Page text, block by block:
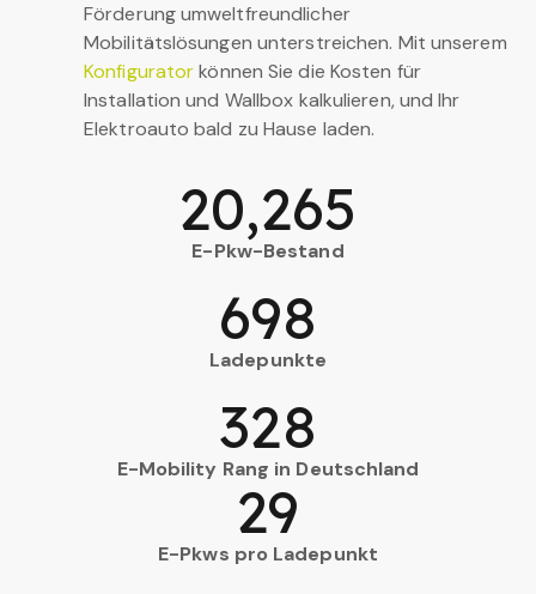
Förderung umweltfreundlicher
Mobilitätslösungen unterstreichen. Mit unserem
Konfiguratorkönnen Sie die Kosten für
Installation und Wallbox kalkulieren, und Ihr
Elektroauto bald zu Hause laden.
E-Pkw-Bestand
20,265
Ladepunkte
698
E-Mobility Rang in Deutschland
328
E-Pkws pro Ladepunkt
29